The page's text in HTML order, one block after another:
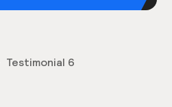
Testimonial 6